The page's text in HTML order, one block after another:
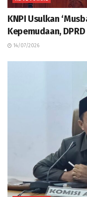
KNPI Usulkan
Kepemudaan,
14/07/2026